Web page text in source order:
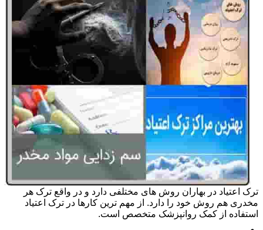
ترک اعتیاد در بهاران روش های مختلفی دارد و در واقع ترک هر
مخدری هم روش خود را دارد. از مهم ترین کارها در ترک اعتیاد
استفاده از کمک روانپزشک متخصص است.